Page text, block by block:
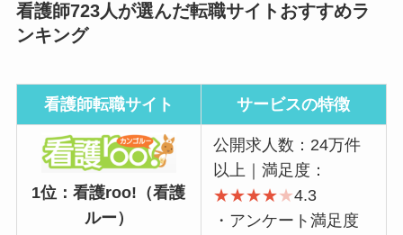
看護師723人が選んだ転職サイトおすすめラ
ンキング
看護師転職サイト サービスの特徴
1位：看護roo!（看護
ルー）
公開求人数：24万件
以上｜満足度：
★★★★★4.3
・アンケート満足度